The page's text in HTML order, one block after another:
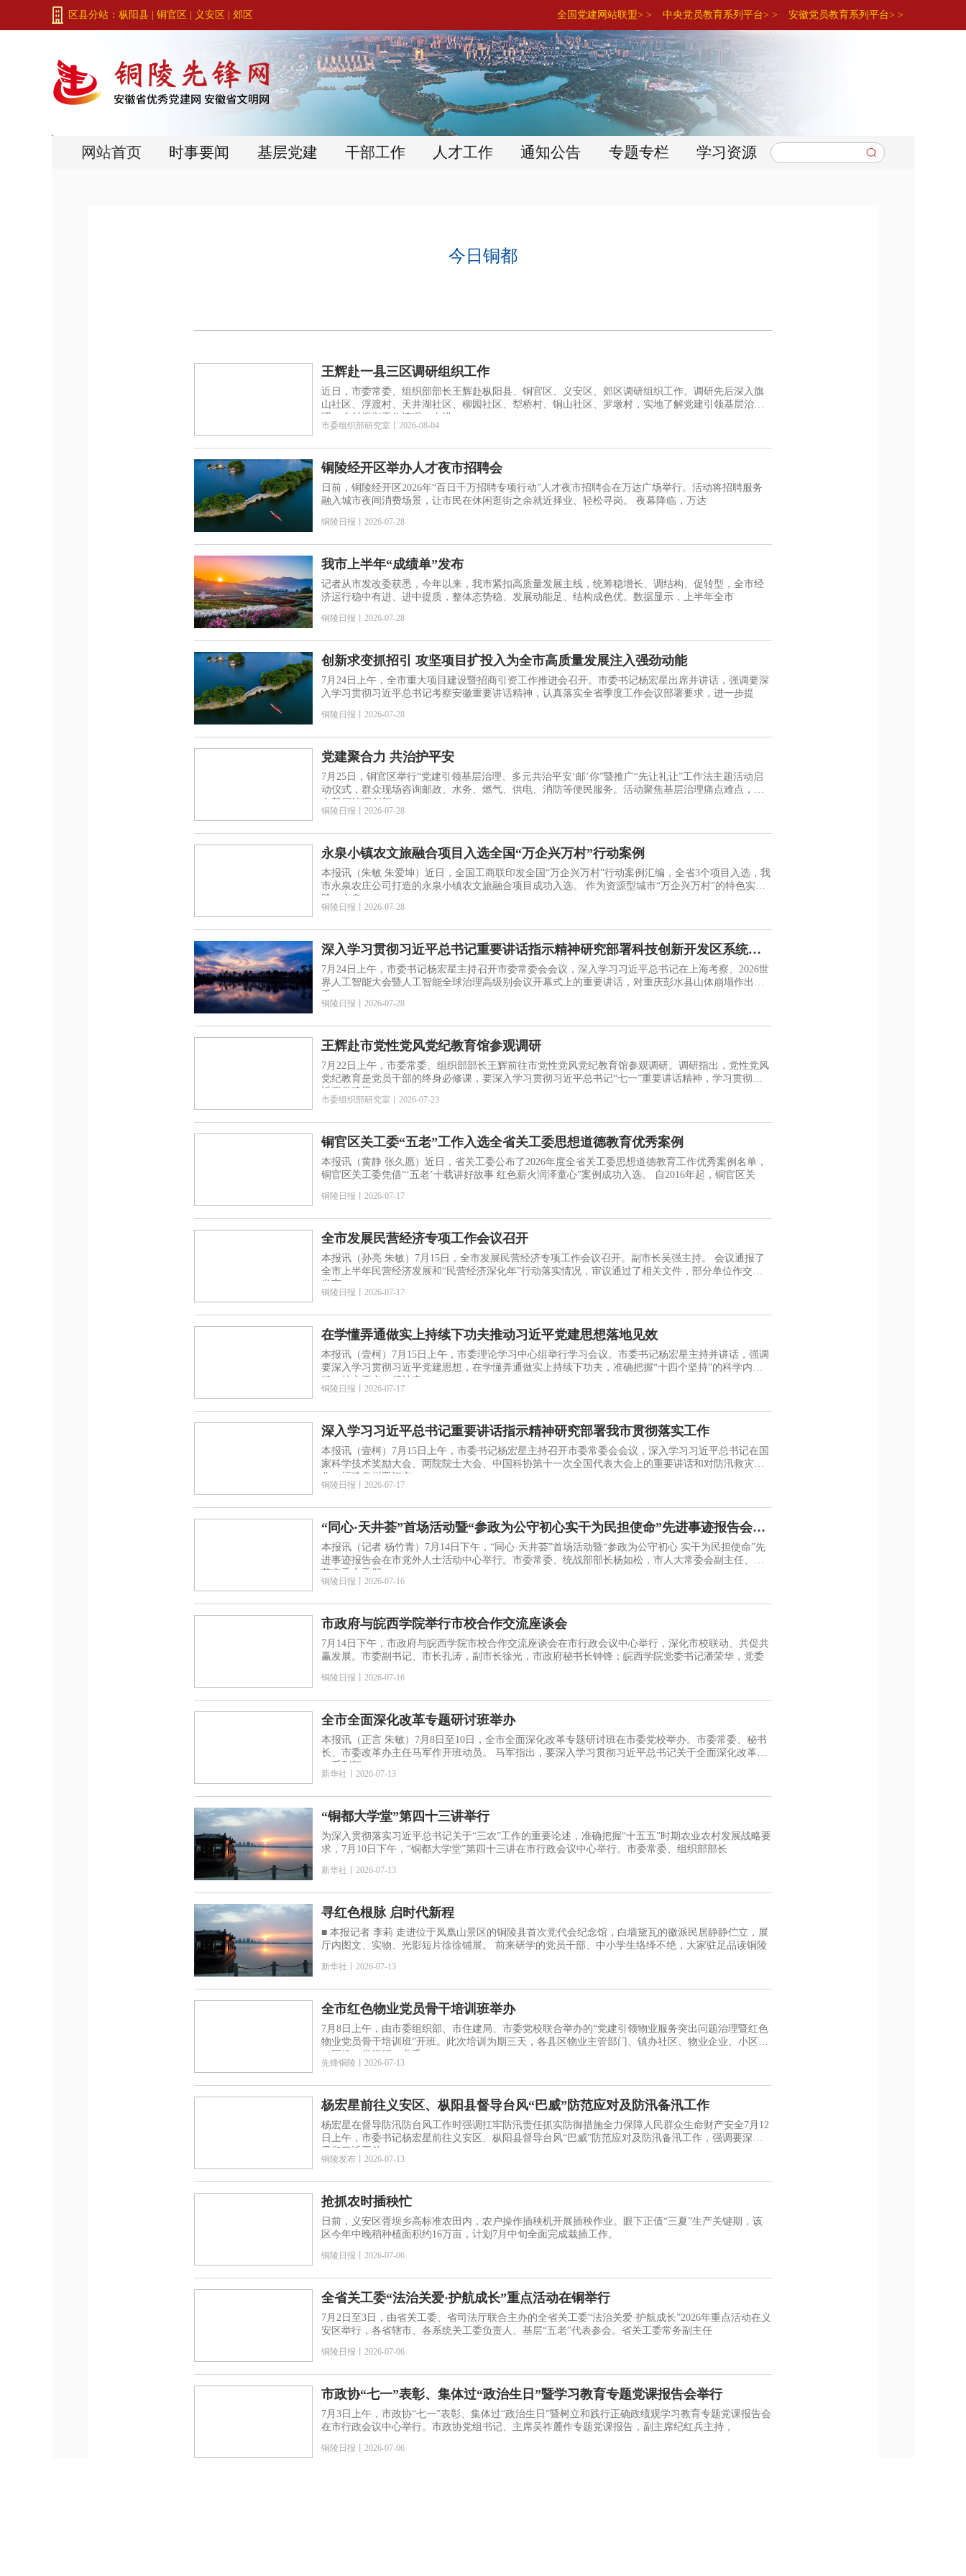
区县分站： 枞阳县 铜官区 义安区 郊区 全国党建网站联盟> > 中央党员教育系列平台> > 安徽党员教育系列平台> >
网站首页 时事要闻 基层党建 干部工作 人才工作 通知公告 专题专栏 学习资源
今日铜都
王辉赴一县三区调研组织工作
近日，市委常委、组织部部长王辉赴枞阳县、铜官区、义安区、郊区调研组织工作。调研先后深入旗
山社区、浮渡村、天井湖社区、柳园社区、犁桥村、铜山社区、罗墩村，实地了解党建引领基层治
理、乡村振兴工作情况，走进
市委组织部研究室 2026-08-04
铜陵经开区举办人才夜市招聘会
日前，铜陵经开区2026年“百日千万招聘专项行动”人才夜市招聘会在万达广场举行。活动将招聘服务
融入城市夜间消费场景，让市民在休闲逛街之余就近择业、轻松寻岗。 夜幕降临，万达
铜陵日报 2026-07-28
我市上半年“成绩单”发布
记者从市发改委获悉，今年以来，我市紧扣高质量发展主线，统筹稳增长、调结构、促转型，全市经
济运行稳中有进、进中提质，整体态势稳、发展动能足、结构成色优。数据显示，上半年全市
铜陵日报 2026-07-28
创新求变抓招引 攻坚项目扩投入为全市高质量发展注入强劲动能
7月24日上午，全市重大项目建设暨招商引资工作推进会召开。市委书记杨宏星出席并讲话，强调要深
入学习贯彻习近平总书记考察安徽重要讲话精神，认真落实全省季度工作会议部署要求，进一步提
铜陵日报 2026-07-28
党建聚合力 共治护平安
7月25日，铜官区举行“党建引领基层治理、多元共治平安‘邮’你”暨推广“先让礼让”工作法主题活动启
动仪式，群众现场咨询邮政、水务、燃气、供电、消防等便民服务。活动聚焦基层治理痛点难点，发
布基层治理创新
铜陵日报 2026-07-28
永泉小镇农文旅融合项目入选全国“万企兴万村”行动案例
本报讯（朱敏 朱爱坤）近日，全国工商联印发全国“万企兴万村”行动案例汇编，全省3个项目入选，我
市永泉农庄公司打造的永泉小镇农文旅融合项目成功入选。 作为资源型城市“万企兴万村”的特色实
践，永泉
铜陵日报 2026-07-28
深入学习贯彻习近平总书记重要讲话指示精神研究部署科技创新开发区系统整
治等工作
7月24日上午，市委书记杨宏星主持召开市委常委会会议，深入学习习近平总书记在上海考察、2026世
界人工智能大会暨人工智能全球治理高级别会议开幕式上的重要讲话，对重庆彭水县山体崩塌作出的
重
铜陵日报 2026-07-28
王辉赴市党性党风党纪教育馆参观调研
7月22日上午，市委常委、组织部部长王辉前往市党性党风党纪教育馆参观调研。调研指出，党性党风
党纪教育是党员干部的终身必修课，要深入学习贯彻习近平总书记“七一”重要讲话精神，学习贯彻习
近平党建思
市委组织部研究室 2026-07-23
铜官区关工委“五老”工作入选全省关工委思想道德教育优秀案例
本报讯（黄静 张久愿）近日，省关工委公布了2026年度全省关工委思想道德教育工作优秀案例名单，
铜官区关工委凭借“‘五老’十载讲好故事 红色薪火润泽童心”案例成功入选。 自2016年起，铜官区关
铜陵日报 2026-07-17
全市发展民营经济专项工作会议召开
本报讯（孙亮 朱敏）7月15日，全市发展民营经济专项工作会议召开。副市长吴强主持。 会议通报了
全市上半年民营经济发展和“民营经济深化年”行动落实情况，审议通过了相关文件，部分单位作交流
发言。
铜陵日报 2026-07-17
在学懂弄通做实上持续下功夫推动习近平党建思想落地见效
本报讯（壹柯）7月15日上午，市委理论学习中心组举行学习会议。市委书记杨宏星主持并讲话，强调
要深入学习贯彻习近平党建思想，在学懂弄通做实上持续下功夫，准确把握“十四个坚持”的科学内
涵、核心要义、精神实
铜陵日报 2026-07-17
深入学习习近平总书记重要讲话指示精神研究部署我市贯彻落实工作
本报讯（壹柯）7月15日上午，市委书记杨宏星主持召开市委常委会会议，深入学习习近平总书记在国
家科学技术奖励大会、两院院士大会、中国科协第十一次全国代表大会上的重要讲话和对防汛救灾工
作、福建泉州晋江市一
铜陵日报 2026-07-17
“同心·天井荟”首场活动暨“参政为公守初心实干为民担使命”先进事迹报告会举
行
本报讯（记者 杨竹青）7月14日下午，“同心·天井荟”首场活动暨“参政为公守初心 实干为民担使命”先
进事迹报告会在市党外人士活动中心举行。市委常委、统战部部长杨如松，市人大常委会副主任、民
革市委主委郑
铜陵日报 2026-07-16
市政府与皖西学院举行市校合作交流座谈会
7月14日下午，市政府与皖西学院市校合作交流座谈会在市行政会议中心举行，深化市校联动、共促共
赢发展。市委副书记、市长孔涛，副市长徐光，市政府秘书长钟锋；皖西学院党委书记潘荣华，党委
铜陵日报 2026-07-16
全市全面深化改革专题研讨班举办
本报讯（正言 朱敏）7月8日至10日，全市全面深化改革专题研讨班在市委党校举办。市委常委、秘书
长、市委改革办主任马军作开班动员。 马军指出，要深入学习贯彻习近平总书记关于全面深化改革的
一系列新
新华社 2026-07-13
“铜都大学堂”第四十三讲举行
为深入贯彻落实习近平总书记关于“三农”工作的重要论述，准确把握“十五五”时期农业农村发展战略要
求，7月10日下午，“铜都大学堂”第四十三讲在市行政会议中心举行。市委常委、组织部部长
新华社 2026-07-13
寻红色根脉 启时代新程
■ 本报记者 李莉 走进位于凤凰山景区的铜陵县首次党代会纪念馆，白墙黛瓦的徽派民居静静伫立，展
厅内图文、实物、光影短片徐徐铺展。 前来研学的党员干部、中小学生络绎不绝，大家驻足品读铜陵
新华社 2026-07-13
全市红色物业党员骨干培训班举办
7月8日上午，由市委组织部、市住建局、市委党校联合举办的“党建引领物业服务突出问题治理暨红色
物业党员骨干培训班”开班。此次培训为期三天，各县区物业主管部门、镇办社区、物业企业、小区
（网格）党组织、业委
先锋铜陵 2026-07-13
杨宏星前往义安区、枞阳县督导台风“巴威”防范应对及防汛备汛工作
杨宏星在督导防汛防台风工作时强调扛牢防汛责任抓实防御措施全力保障人民群众生命财产安全7月12
日上午，市委书记杨宏星前往义安区、枞阳县督导台风“巴威”防范应对及防汛备汛工作，强调要深入
贯彻习近平总
铜陵发布 2026-07-13
抢抓农时插秧忙
日前，义安区胥坝乡高标准农田内，农户操作插秧机开展插秧作业。眼下正值“三夏”生产关键期，该
区今年中晚稻种植面积约16万亩，计划7月中旬全面完成栽插工作。
铜陵日报 2026-07-06
全省关工委“法治关爱·护航成长”重点活动在铜举行
7月2日至3日，由省关工委、省司法厅联合主办的全省关工委“法治关爱·护航成长”2026年重点活动在义
安区举行，各省辖市、各系统关工委负责人、基层“五老”代表参会。省关工委常务副主任
铜陵日报 2026-07-06
市政协“七一”表彰、集体过“政治生日”暨学习教育专题党课报告会举行
7月3日上午，市政协“七一”表彰、集体过“政治生日”暨树立和践行正确政绩观学习教育专题党课报告会
在市行政会议中心举行。市政协党组书记、主席吴祚麓作专题党课报告，副主席纪红兵主持，
铜陵日报 2026-07-06